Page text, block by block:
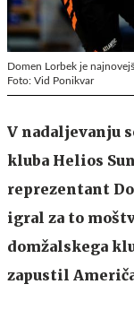
Domen Lorbek je
Foto: Vid Ponikvar
V nadaljevanju
kluba Helios
reprezentant
igral za to
domžalskega
zapustil